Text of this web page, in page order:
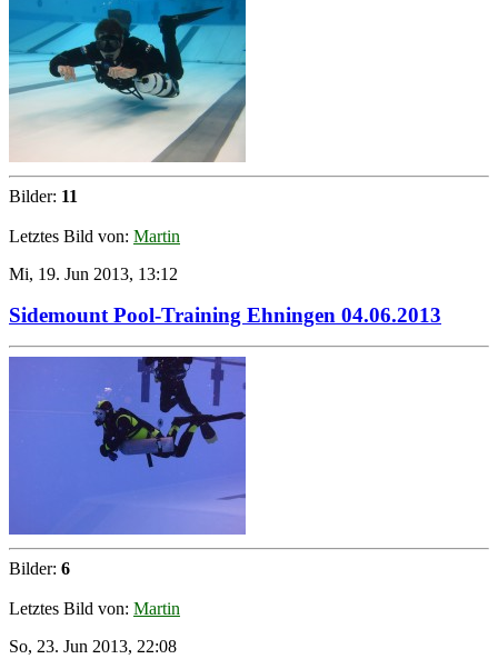
Bilder: 11
Letztes Bild von: Martin
Mi, 19. Jun 2013, 13:12
Sidemount Pool-Training Ehningen 04.06.2013
Bilder: 6
Letztes Bild von: Martin
So, 23. Jun 2013, 22:08